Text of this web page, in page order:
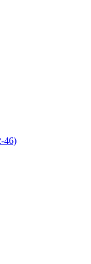
46)